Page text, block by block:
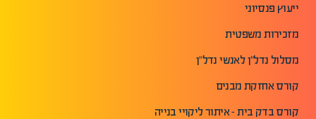
ייעוץ פנסיוני
מזכירות משפטית
מסלול נדל"ן לאנשי נדל"ן
קורס אחזקת מבנים
קורס בדק בית - איתור ליקויי בנייה